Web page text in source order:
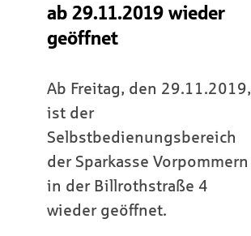
ab 29.11.2019 wieder
geöffnet
Ab Freitag, den 29.11.2019,
ist der
Selbstbedienungsbereich
der Sparkasse Vorpommern
in der Billrothstraße 4
wieder geöffnet.